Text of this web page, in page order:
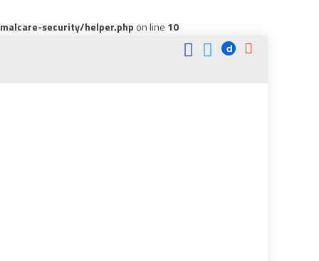
security/helper.php on line 10